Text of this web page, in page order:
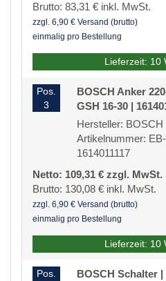
Brutto: 83,31 € inkl. MwSt.
zzgl. 6,90 € Versand (brutto)
einmalig pro Bestellung
Lieferzeit: 10
Pos.
3
BOSCH Anker
GSH 16-30 |
Hersteller: BOSCH
Artikelnummer:
1614011117
Netto: 109,31 € zzgl. MwSt.
Brutto: 130,08 € inkl. MwSt.
zzgl. 6,90 € Versand (brutto)
einmalig pro Bestellung
Lieferzeit: 10
Pos.
BOSCH Schalter